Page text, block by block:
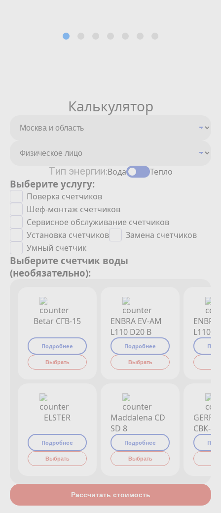
Калькулятор
Тип энергии:Вода Тепло
Выберите услугу:
Поверка счетчиков
Шеф-монтаж счетчиков
Сервисное обслуживание счетчиков
Установка счетчиков
Замена счетчиков
Умный счетчик
Выберите счетчик воды
(необязательно):
Betar СГВ-15
Подробнее
Выбрать
ELSTER
Подробнее
Выбрать
ENBRA EV-AM
L110 D20 B
Подробнее
Выбрать
Maddalena CD
SD 8
Подробнее
Выбрать
L110
СВК-
Рассчитать стоимость